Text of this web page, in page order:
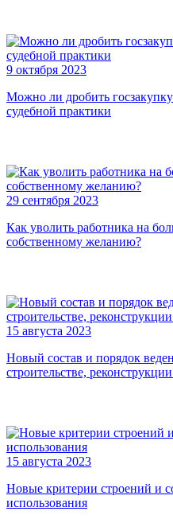
9 октября 2023
Можно ли дробить
судебной практики
29 сентября 2023
Как уволить работника на
собственному желанию?
15 августа 2023
Новый состав и порядок
строительстве,
15 августа 2023
Новые критерии строений и
использования